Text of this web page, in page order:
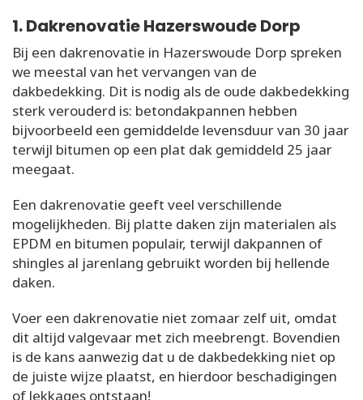
1. Dakrenovatie Hazerswoude Dorp
Bij een dakrenovatie in Hazerswoude Dorp spreken
we meestal van het vervangen van de
dakbedekking. Dit is nodig als de oude dakbedekking
sterk verouderd is: betondakpannen hebben
bijvoorbeeld een gemiddelde levensduur van 30 jaar
terwijl bitumen op een plat dak gemiddeld 25 jaar
meegaat.
Een dakrenovatie geeft veel verschillende
mogelijkheden. Bij platte daken zijn materialen als
EPDM en bitumen populair, terwijl dakpannen of
shingles al jarenlang gebruikt worden bij hellende
daken.
Voer een dakrenovatie niet zomaar zelf uit, omdat
dit altijd valgevaar met zich meebrengt. Bovendien
is de kans aanwezig dat u de dakbedekking niet op
de juiste wijze plaatst, en hierdoor beschadigingen
of lekkages ontstaan!